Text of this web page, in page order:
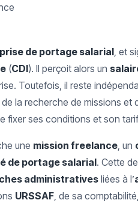
de portage salarial, et
(CDI). Il perçoit alors un
Toutefois, il reste
de la recherche de missions et
fixer ses conditions et son
une mission freelance, un
de portage salarial. Cette
administrativesliées à l’
URSSAF, de sa